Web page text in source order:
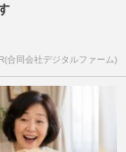
合同会社デジタルファーム)